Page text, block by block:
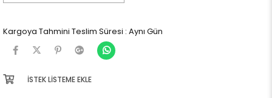
Kargoya Tahmini Teslim Süresi : Aynı Gün
İSTEK LISTEME EKLE